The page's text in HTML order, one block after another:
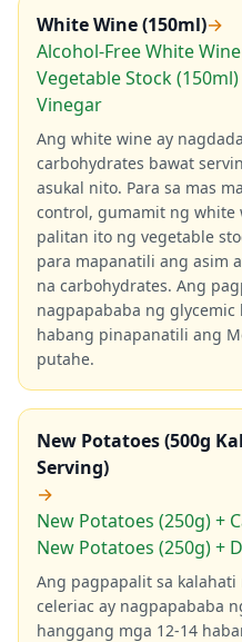
White Wine (150ml)→
Alcohol-Free White
Vegetable Stock
Vinegar
Ang white wine ay
carbohydrates bawat
asukal nito. Para sa mas
control, gumamit ng white
palitan ito ng vegetable
para mapanatili ang asim
na carbohydrates. Ang
nagpapababa ng
habang pinapanatili ang
putahe.
New Potatoes (500g
Serving)
→
New Potatoes (250g) +
New Potatoes (250g) +
Ang pagpapalit sa
celeriac ay nagpapababa
hanggang mga 12-14